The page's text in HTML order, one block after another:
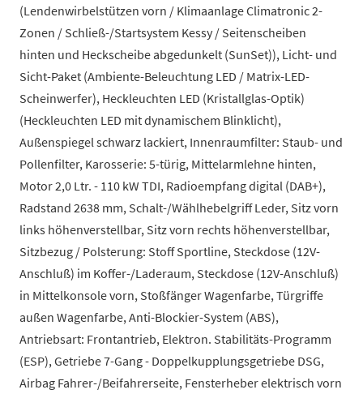
(Lendenwirbelstützen vorn / Klimaanlage Climatronic 2-
Zonen / Schließ-/Startsystem Kessy / Seitenscheiben
hinten und Heckscheibe abgedunkelt (SunSet)), Licht- und
Sicht-Paket (Ambiente-Beleuchtung LED / Matrix-LED-
Scheinwerfer), Heckleuchten LED (Kristallglas-Optik)
(Heckleuchten LED mit dynamischem Blinklicht),
Außenspiegel schwarz lackiert, Innenraumfilter: Staub- und
Pollenfilter, Karosserie: 5-türig, Mittelarmlehne hinten,
Motor 2,0 Ltr. - 110 kW TDI, Radioempfang digital (DAB+),
Radstand 2638 mm, Schalt-/Wählhebelgriff Leder, Sitz vorn
links höhenverstellbar, Sitz vorn rechts höhenverstellbar,
Sitzbezug / Polsterung: Stoff Sportline, Steckdose (12V-
Anschluß) im Koffer-/Laderaum, Steckdose (12V-Anschluß)
in Mittelkonsole vorn, Stoßfänger Wagenfarbe, Türgriffe
außen Wagenfarbe, Anti-Blockier-System (ABS),
Antriebsart: Frontantrieb, Elektron. Stabilitäts-Programm
(ESP), Getriebe 7-Gang - Doppelkupplungsgetriebe DSG,
Airbag Fahrer-/Beifahrerseite, Fensterheber elektrisch vorn